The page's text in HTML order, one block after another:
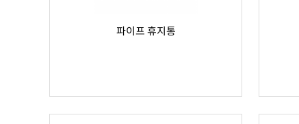
파이프 휴지통